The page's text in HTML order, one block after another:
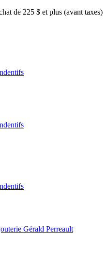
de 225 $ et plus (avant taxes)